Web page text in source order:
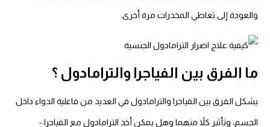
والعودة إلى تعاطي المخدرات مرة أخرى.
ما الفرق بين الفياجرا والترامادول ؟
يشكل الفرق بين الفياجرا والترامادول في العديد من فاعلية الدواء داخل
الجسم، وتأثير كلاً منهما وهل يمكن أخذ الترامادول مع الفياجرا:-